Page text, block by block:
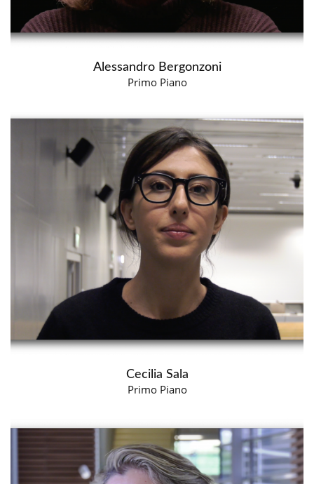
Alessandro Bergonzoni
Primo Piano
Cecilia Sala
Primo Piano